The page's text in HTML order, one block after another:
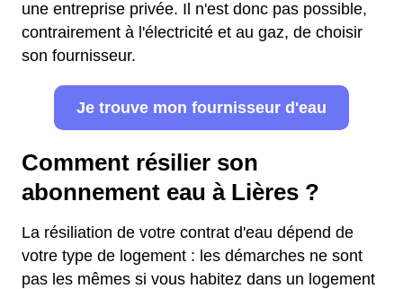
une entreprise privée. Il n'est donc pas possible,
contrairement à l'électricité et au gaz, de choisir
son fournisseur.
Je trouve mon fournisseur d'eau
Comment résilier son
abonnement eau à Lières ?
La résiliation de votre contrat d'eau dépend de
votre type de logement : les démarches ne sont
pas les mêmes si vous habitez dans un logement